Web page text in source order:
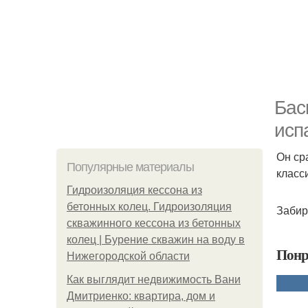
Популярные материалы
Гидроизоляция кессона из
бетонных колец. Гидроизоляция
скважинного кессона из бетонных
колец | Бурение скважин на воду в
Нижегородской области
Как выглядит недвижимость Вани
Дмитриенко: квартира, дом и
Он